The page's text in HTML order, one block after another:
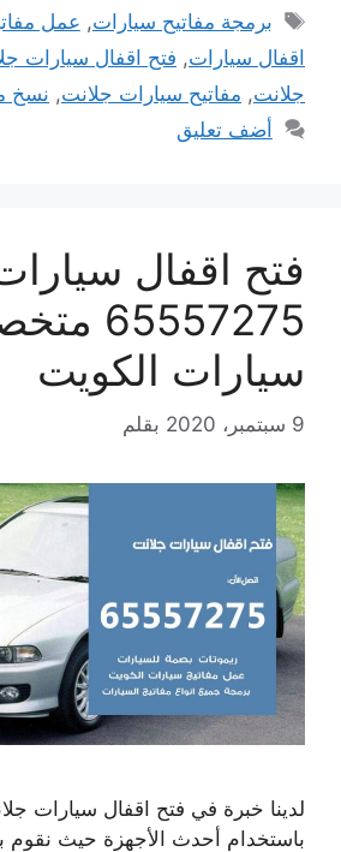
الوسوم
برمجة مفاتيح سيارات, عمل
اقفال سيارات, فتح اقفال سيارات
جلانت, مفاتيح سيارات جلانت, نسخ
أضف تعليق
فتح اقفال
سيارات الكويت
9 سبتمبر، 2020 بقلم
لدينا خبرة في فتح اقفال سيارات
باستخدام أحدث الأجهزة حيث نقوم